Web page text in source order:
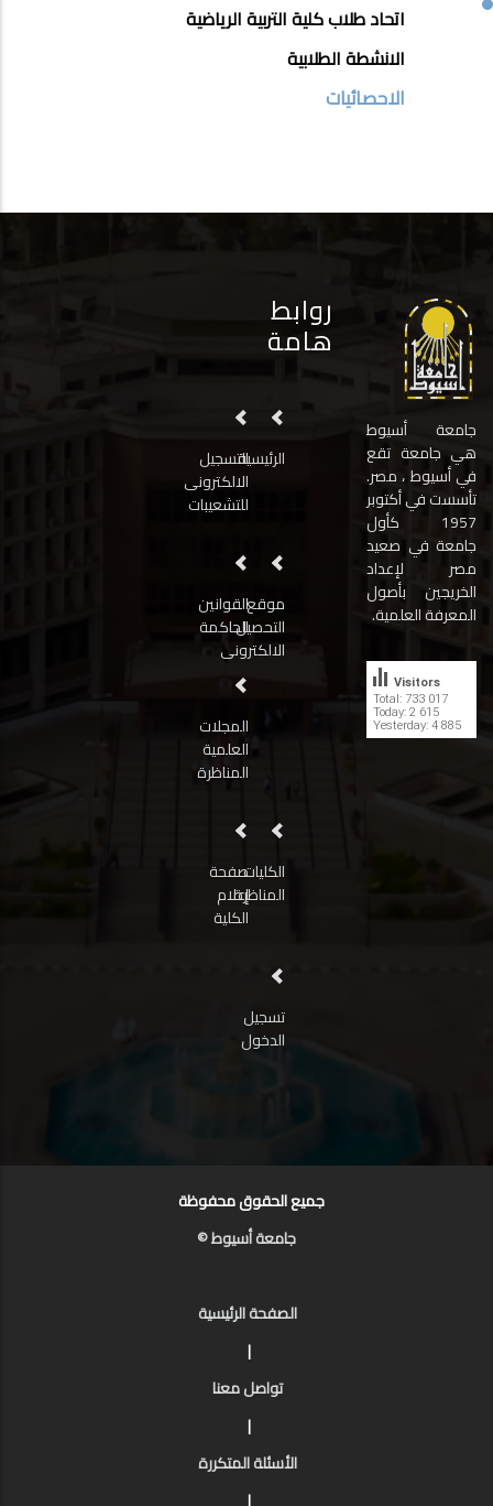
اتحاد طلاب كلية التربية الرياضية
الانشطة الطلابية
الاحصائيات
جامعة أسيوط
هي جامعة تقع
في أسيوط ، مصر.
تأسست في أكتوبر
1957 كأول
جامعة في صعيد
مصر لإعداد
الخريجين بأصول
المعرفة العلمية.
Total: 733 017
Today: 2 615
Yesterday: 4 885
Visitors
روابط
هامة
الرئيسيةالتسجيل
الالكترونى
للتشعيبات
موقع
التحصيل
الالكترونى
القوانين
الحاكمة
المجلات
العلمية
المناظرة
الكليات
المناظرة
صفحة
إعلام
الكلية
تسجيل
الدخول
جميع الحقوق محفوظة
جامعة أسيوط ©
الصفحة الرئيسية
|
تواصل معنا
|
الأسئلة المتكررة
|